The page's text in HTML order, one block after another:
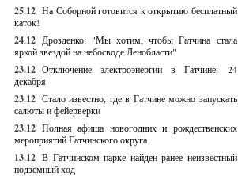
25.12 На Соборной готовится к открытию бесплатный
каток!
24.12 Дрозденко: "Мы хотим, чтобы Гатчина стала
яркой звездой на небосводе Ленобласти"
23.12 Отключение электроэнергии в Гатчине: 24
декабря
23.12 Стало известно, где в Гатчине можно запускать
салюты и фейерверки
23.12 Полная афиша новогодних и рождественских
мероприятий Гатчинского округа
13.12 В Гатчинском парке найден ранее неизвестный
подземный ход